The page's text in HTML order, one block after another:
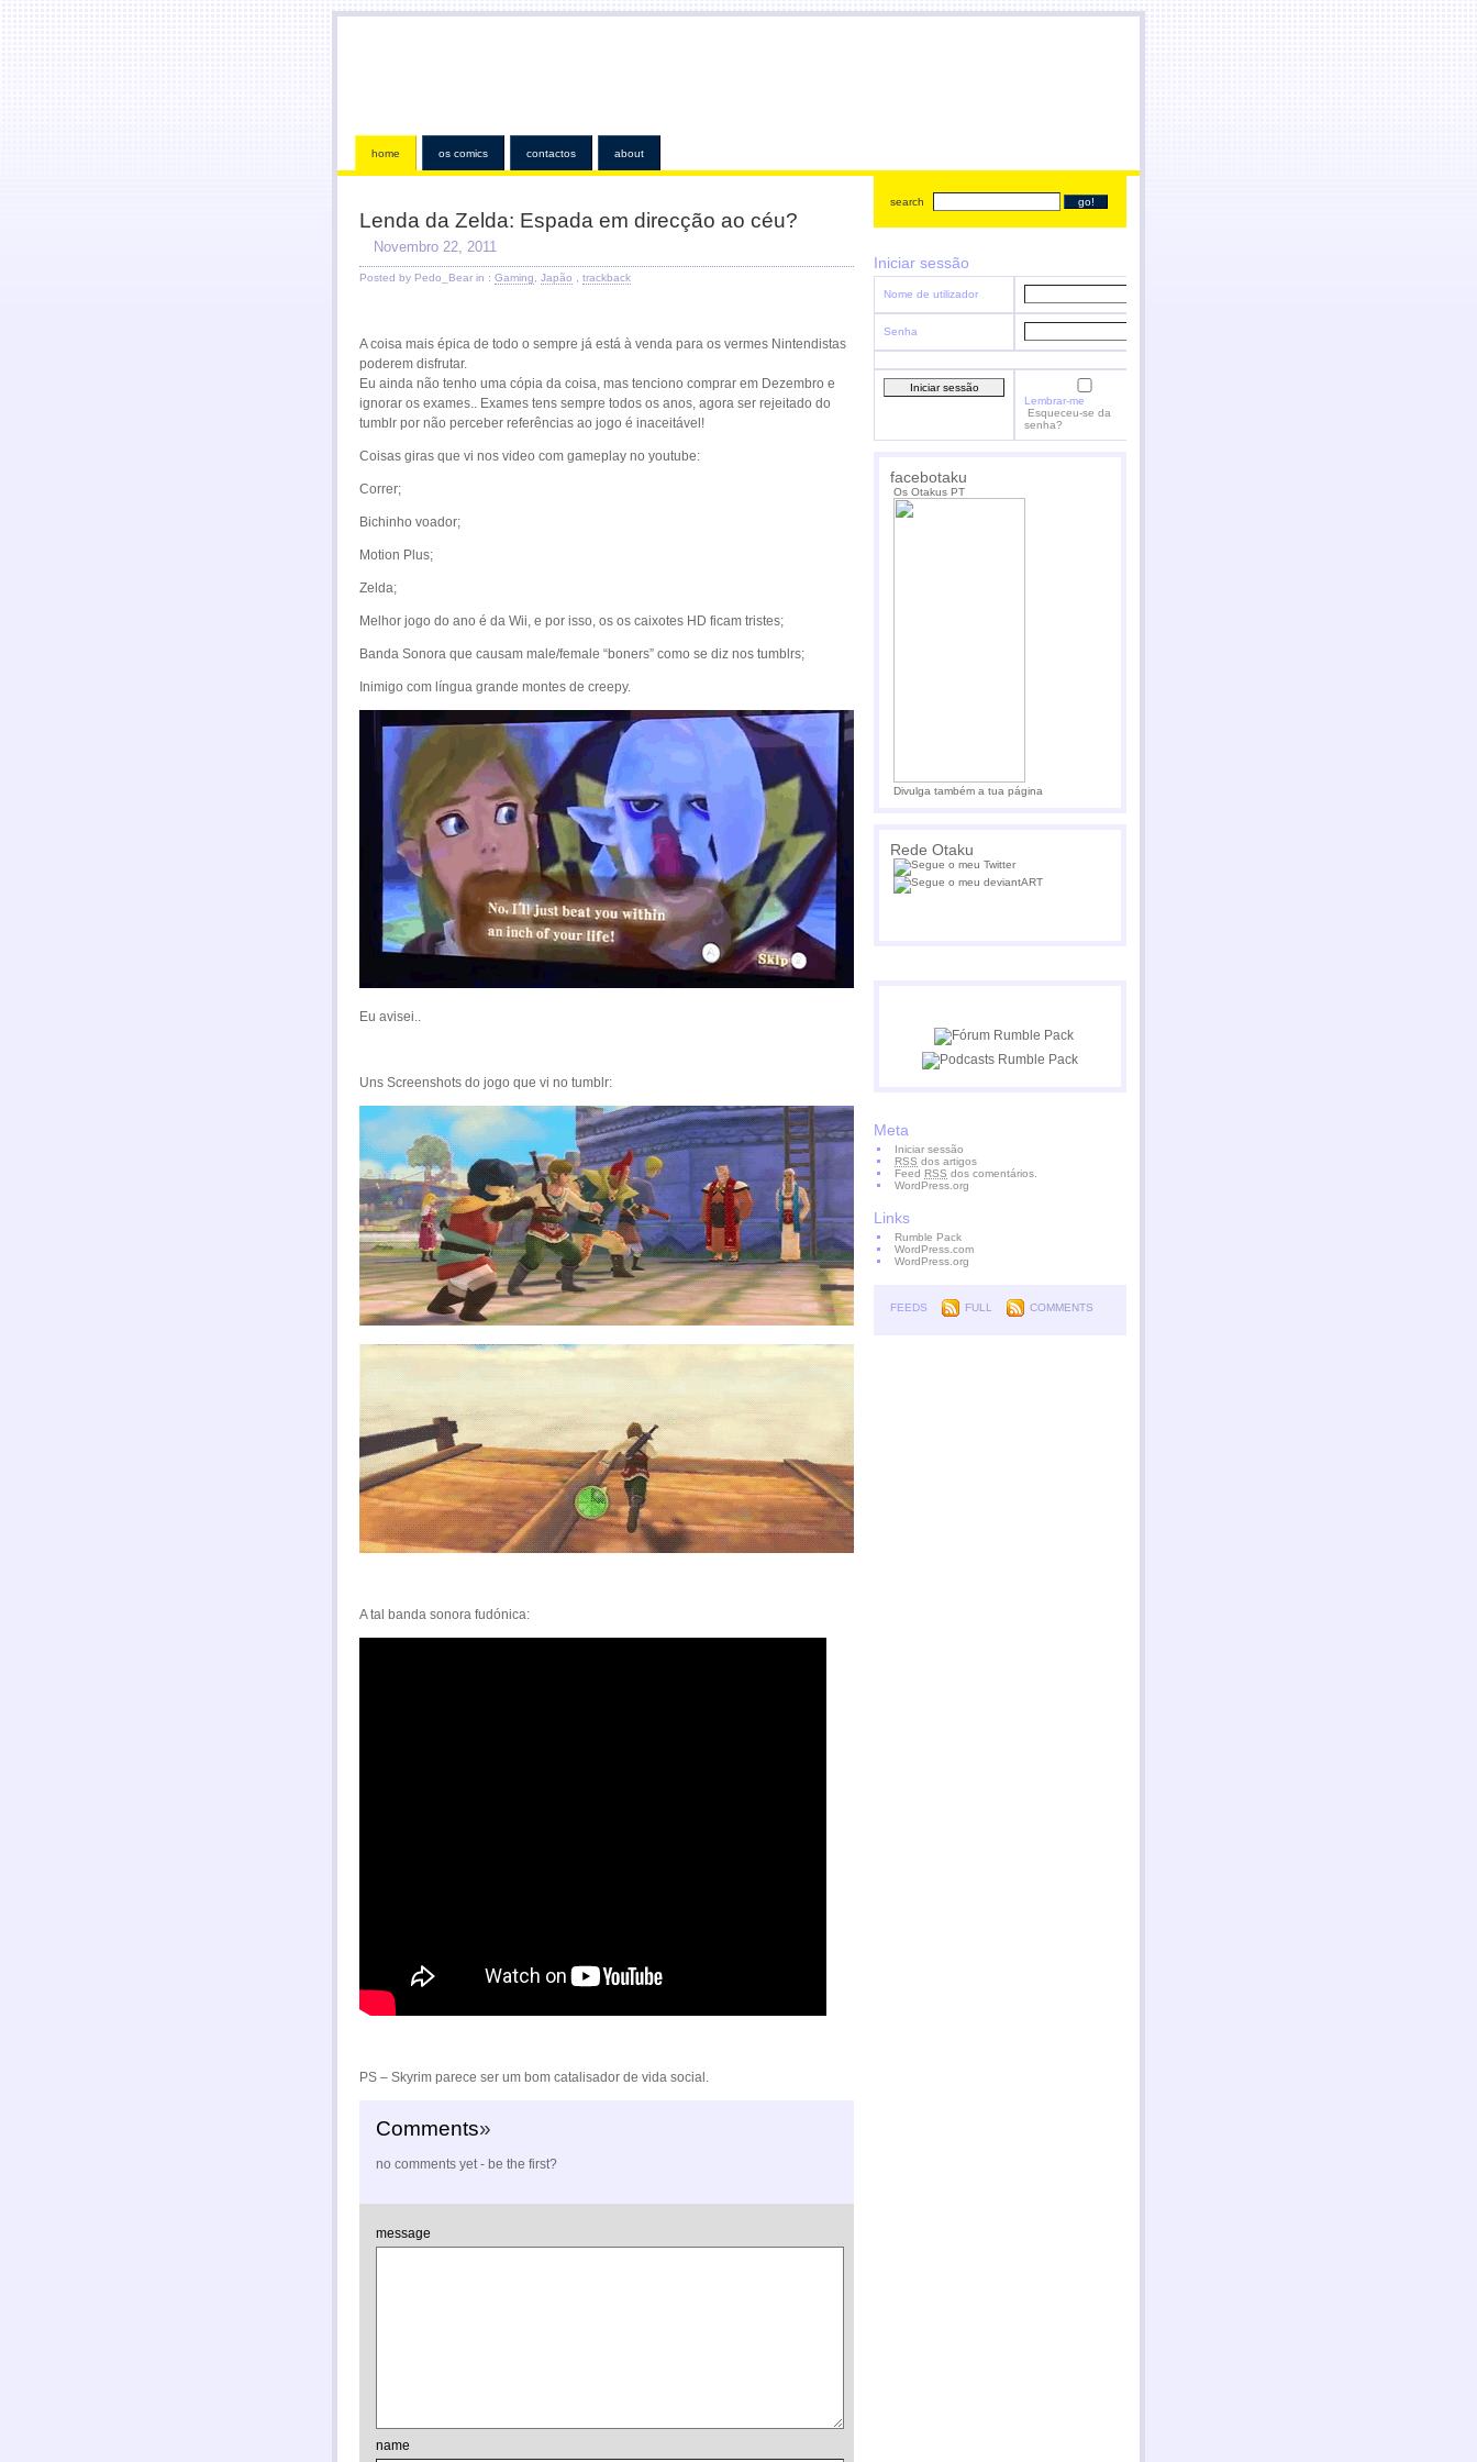
home os comics contactos about
Lenda da Zelda: Espada em direcção ao céu?
Novembro 22, 2011
Posted by Pedo_Bear in : Gaming Japão trackback
A coisa mais épica de todo o sempre já está à venda para os vermes Nintendistas
poderem disfrutar.
Eu ainda não tenho uma cópia da coisa, mas tenciono comprar em Dezembro e
ignorar os exames.. Exames tens sempre todos os anos, agora ser rejeitado do
tumblr por não perceber referências ao jogo é inaceitável!
Coisas giras que vi nos video com gameplay no youtube:
Correr;
Bichinho voador;
Motion Plus;
Zelda;
Melhor jogo do ano é da Wii, e por isso, os os caixotes HD ficam tristes;
Banda Sonora que causam male/female “boners” como se diz nos tumblrs;
Inimigo com língua grande montes de creepy.
Eu avisei..
Uns Screenshots do jogo que vi no tumblr:
A tal banda sonora fudónica:
PS – Skyrim parece ser um bom catalisador de vida social.
Comments»
no comments yet - be the first?
message
name
search
Iniciar sessão
Nome de utilizador
Senha
Lembrar-me
Esqueceu-se da
senha?
facebotaku
Os Otakus PT
Divulga também a tua página
Rede Otaku
Meta
Iniciar sessão
RSS dos artigos
Feed RSS dos comentários.
WordPress.org
Links
Rumble Pack
WordPress.com
WordPress.org
FEEDS FULL COMMENTS